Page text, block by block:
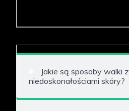
Jakie są sposoby walki z
niedoskonałościami skóry?